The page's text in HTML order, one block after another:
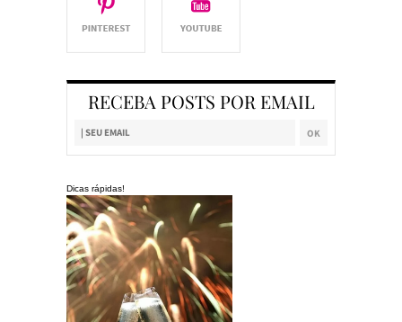
RECEBA POSTS POR EMAIL
Dicas rápidas!